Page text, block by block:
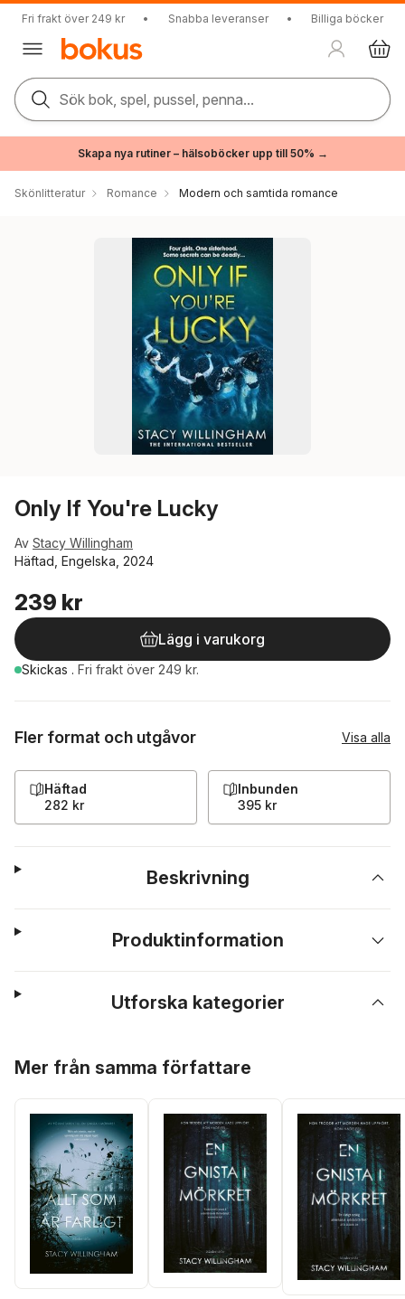
Fri frakt över 249 kr • Snabba leveranser • Billiga böcker
Sök bok, spel, pussel, penna...
Skapa nya rutiner – hälsoböcker upp till 50% →
Skönlitteratur Romance Modern och samtida romance
Only If You're Lucky
Av Stacy Willingham
Häftad, Engelska, 2024
239 kr
Lägg i varukorg
Skickas . Fri frakt över 249 kr.
Fler format och utgåvor Visa alla
Häftad
282 kr
Inbunden
395 kr
Beskrivning
Produktinformation
Utforska kategorier
Mer från samma författare